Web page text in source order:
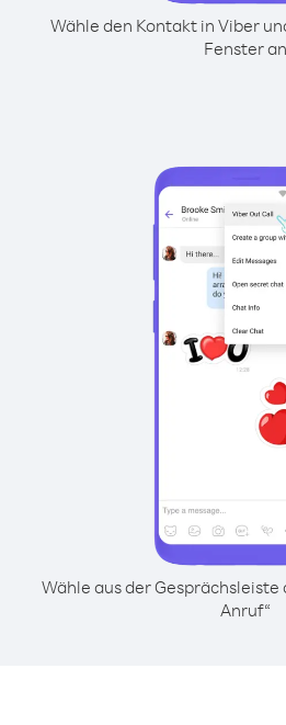
Wähle den Kontakt in Viber
Fenster an
Wähle aus der Gesprächsleiste
Anruf“